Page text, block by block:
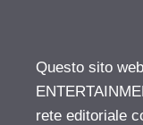
Questo sito
rete editoriale